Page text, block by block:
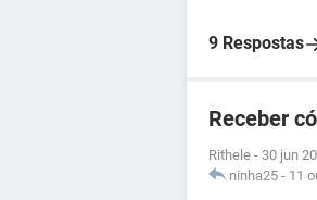
9 Respostas
Receber
Rithele - 30 jun
ninha25 - 11